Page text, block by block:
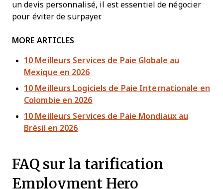
un devis personnalisé, il est essentiel de négocier
pour éviter de surpayer.
MORE ARTICLES
10 Meilleurs Services de Paie Globale au
Mexique en 2026
10 Meilleurs Logiciels de Paie Internationale en
Colombie en 2026
10 Meilleurs Services de Paie Mondiaux au
Brésil en 2026
FAQ sur la tarification
Employment Hero